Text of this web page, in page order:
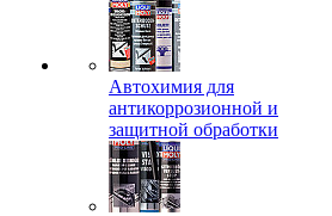
Автохимия для
антикоррозионной и
защитной обработки